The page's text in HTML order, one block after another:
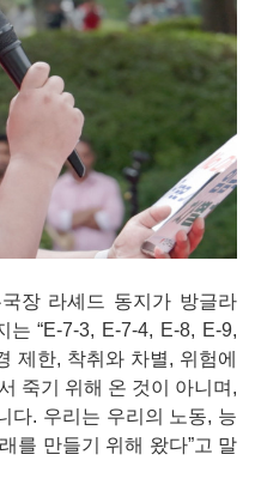
장 라셰드 동지가 방글라
는 “E-7-3, E-7-4, E-8, E-9,
제한, 착취와 차별, 위험에
죽기 위해 온 것이 아니며,
다. 우리는 우리의 노동, 능
를 만들기 위해 왔다”고 말